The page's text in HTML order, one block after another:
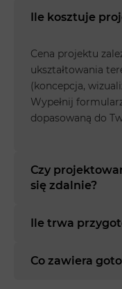
Ile kosztuje
Cena projektu
ukształtowania
(koncepcja,
Wypełnij
dopasowaną do
Czy
się zdalnie?
Ile trwa
Co zawiera